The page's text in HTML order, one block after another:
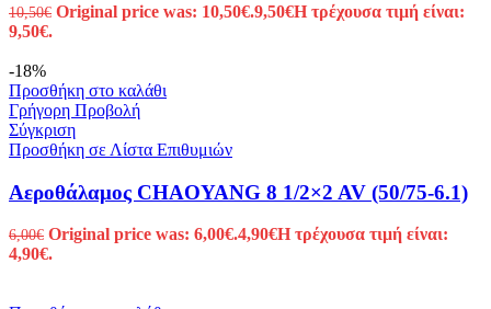
10,50€ Original price was: 10,50€.9,50€Η τρέχουσα τιμή είναι:
9,50€.
-18%
Προσθήκη στο καλάθι
Γρήγορη Προβολή
Σύγκριση
Προσθήκη σε Λίστα Επιθυμιών
Αεροθάλαμος CHAOYANG 8 1/2×2 AV (50/75-6.1)
6,00€ Original price was: 6,00€.4,90€Η τρέχουσα τιμή είναι:
4,90€.